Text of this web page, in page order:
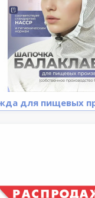
для пищевых